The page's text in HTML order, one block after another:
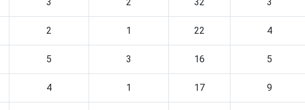
2 1 22 4
5 3 16 5
4 1 17 9